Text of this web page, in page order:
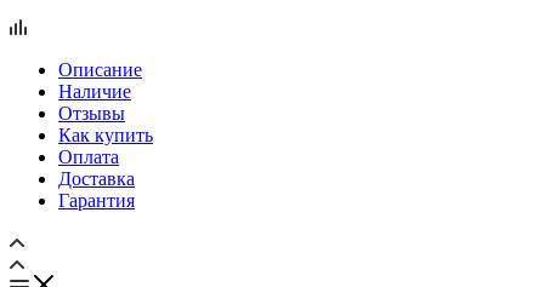
Описание
Наличие
Отзывы
Как купить
Оплата
Доставка
Гарантия